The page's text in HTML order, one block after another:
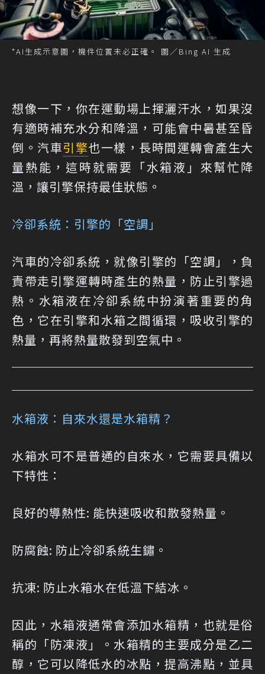
*AI生成示意圖，機件位置未必正確。 圖／Bing AI 生成
想像一下，你在運動場上揮灑汗水，如果沒
有適時補充水分和降溫，可能會中暑甚至昏
倒。汽車引擎也一樣，長時間運轉會產生大
量熱能，這時就需要「水箱液」來幫忙降
溫，讓引擎保持最佳狀態。
冷卻系統：引擎的「空調」
汽車的冷卻系統，就像引擎的「空調」，負
責帶走引擎運轉時產生的熱量，防止引擎過
熱。水箱液在冷卻系統中扮演著重要的角
色，它在引擎和水箱之間循環，吸收引擎的
熱量，再將熱量散發到空氣中。
水箱液：自來水還是水箱精？
水箱水可不是普通的自來水，它需要具備以
下特性：
良好的導熱性: 能快速吸收和散發熱量。
防腐蝕: 防止冷卻系統生鏽。
抗凍: 防止水箱水在低溫下結冰。
因此，水箱液通常會添加水箱精，也就是俗
稱的「防凍液」。水箱精的主要成分是乙二
醇，它可以降低水的冰點，提高沸點，並具